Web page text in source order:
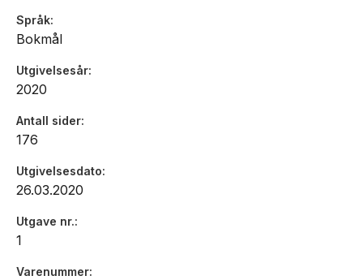
Språk
Bokmål
Utgivelsesår
2020
Antall sider
176
Utgivelsesdato
26.03.2020
Utgave nr.
1
Varenummer